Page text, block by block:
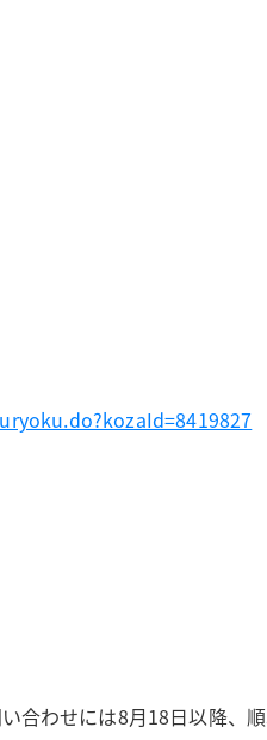
合わせには8月18日以降、